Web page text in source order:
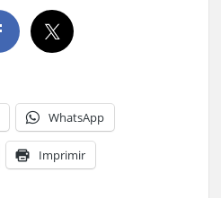
WhatsApp
Imprimir